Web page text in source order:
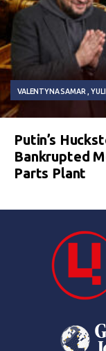
VALENTYNA SAMAR
Putin’s
Bankrupted
Parts Plant